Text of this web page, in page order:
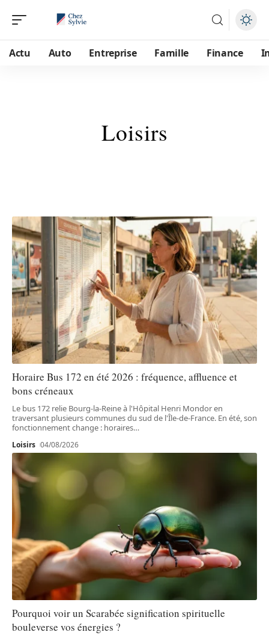
Actu Auto Entreprise Famille Finance
Loisirs
Horaire Bus 172 en été 2026 : fréquence, affluence et
bons créneaux
Le bus 172 relie Bourg-la-Reine à l'Hôpital Henri Mondor en
traversant plusieurs communes du sud de l'Île-de-France. En été, son
fonctionnement change : horaires…
Loisirs 04/08/2026
Pourquoi voir un Scarabée signification spirituelle
bouleverse vos énergies ?